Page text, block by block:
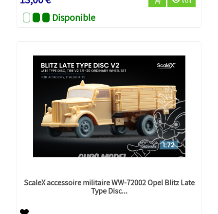
Disponible
ScaleX accessoire militaire WW-72002 Opel Blitz Late
Type Disc...